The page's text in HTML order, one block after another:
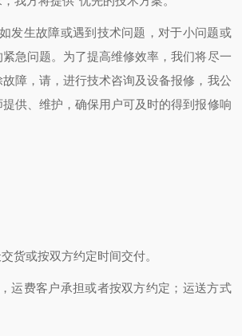
发生故障或遇到技术问题，对于小问题或
急问题。为了提高维修效率，我们将尽一
障，请，进行技术咨询及设备报修，我公
供、维护，确保用户可及时的得到报修响
货或按双方约定时间交付。
运费客户承担或者按双方约定；运送方式